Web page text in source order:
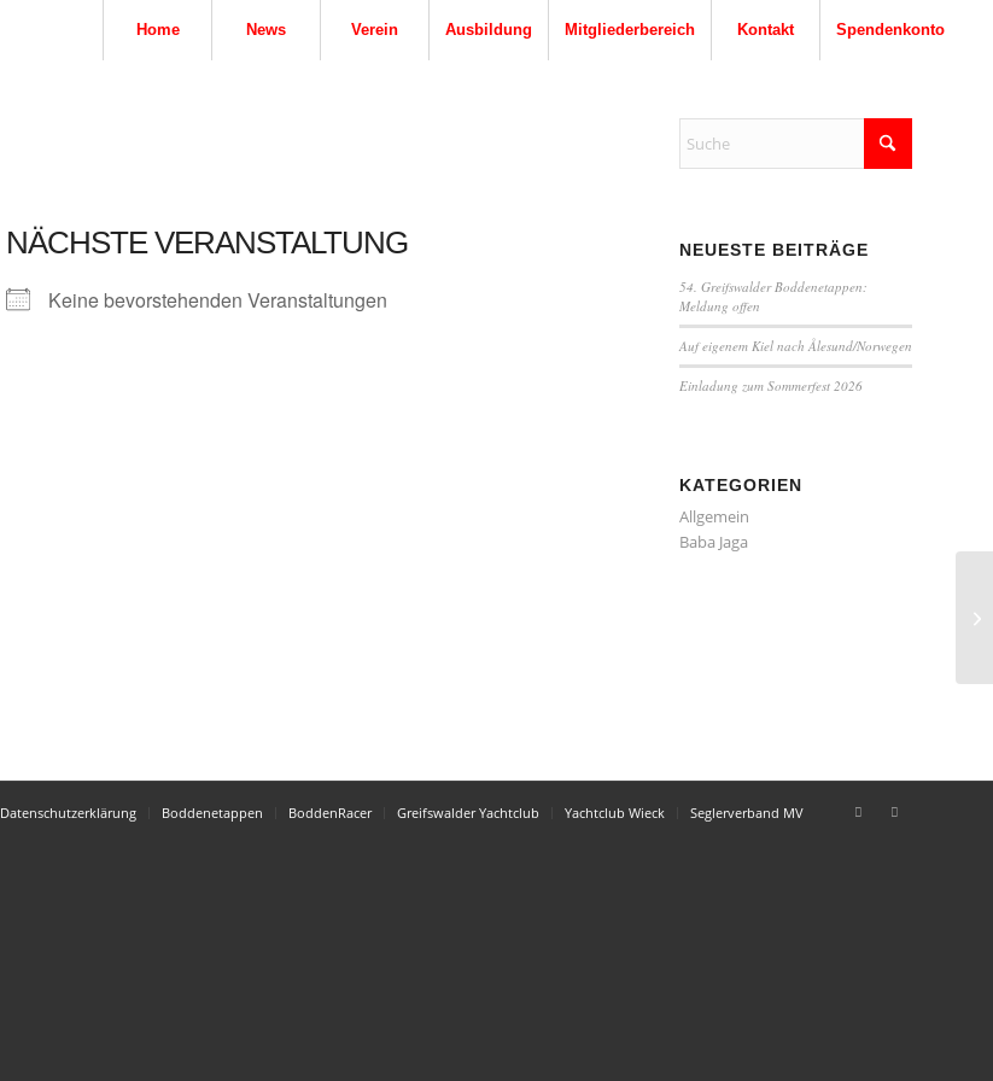
Home News Verein Ausbildung Mitgliederbereich Kontakt Spendenkonto
NÄCHSTE VERANSTALTUNG
Keine bevorstehenden Veranstaltungen
NEUESTE BEITRÄGE
54. Greifswalder Boddenetappen:
Meldung offen
Auf eigenem Kiel nach Ålesund/Norwegen
Einladung zum Sommerfest 2026
KATEGORIEN
Allgemein
Baba Jaga
Datenschutzerklärung Boddenetappen BoddenRacer Greifswalder Yachtclub Yachtclub Wieck Seglerverband MV